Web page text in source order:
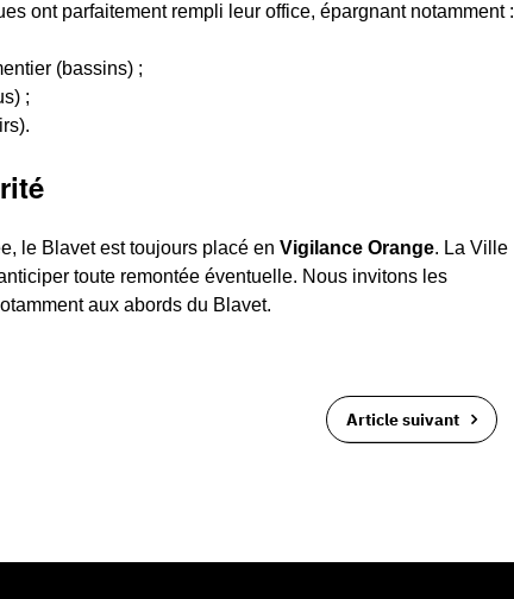
ont parfaitement rempli leur office, épargnant notamment :
(bassins) ;
;
le Blavet est toujours placé en Vigilance Orange. La Ville
toute remontée éventuelle. Nous invitons les
aux abords du Blavet.
Article suivant